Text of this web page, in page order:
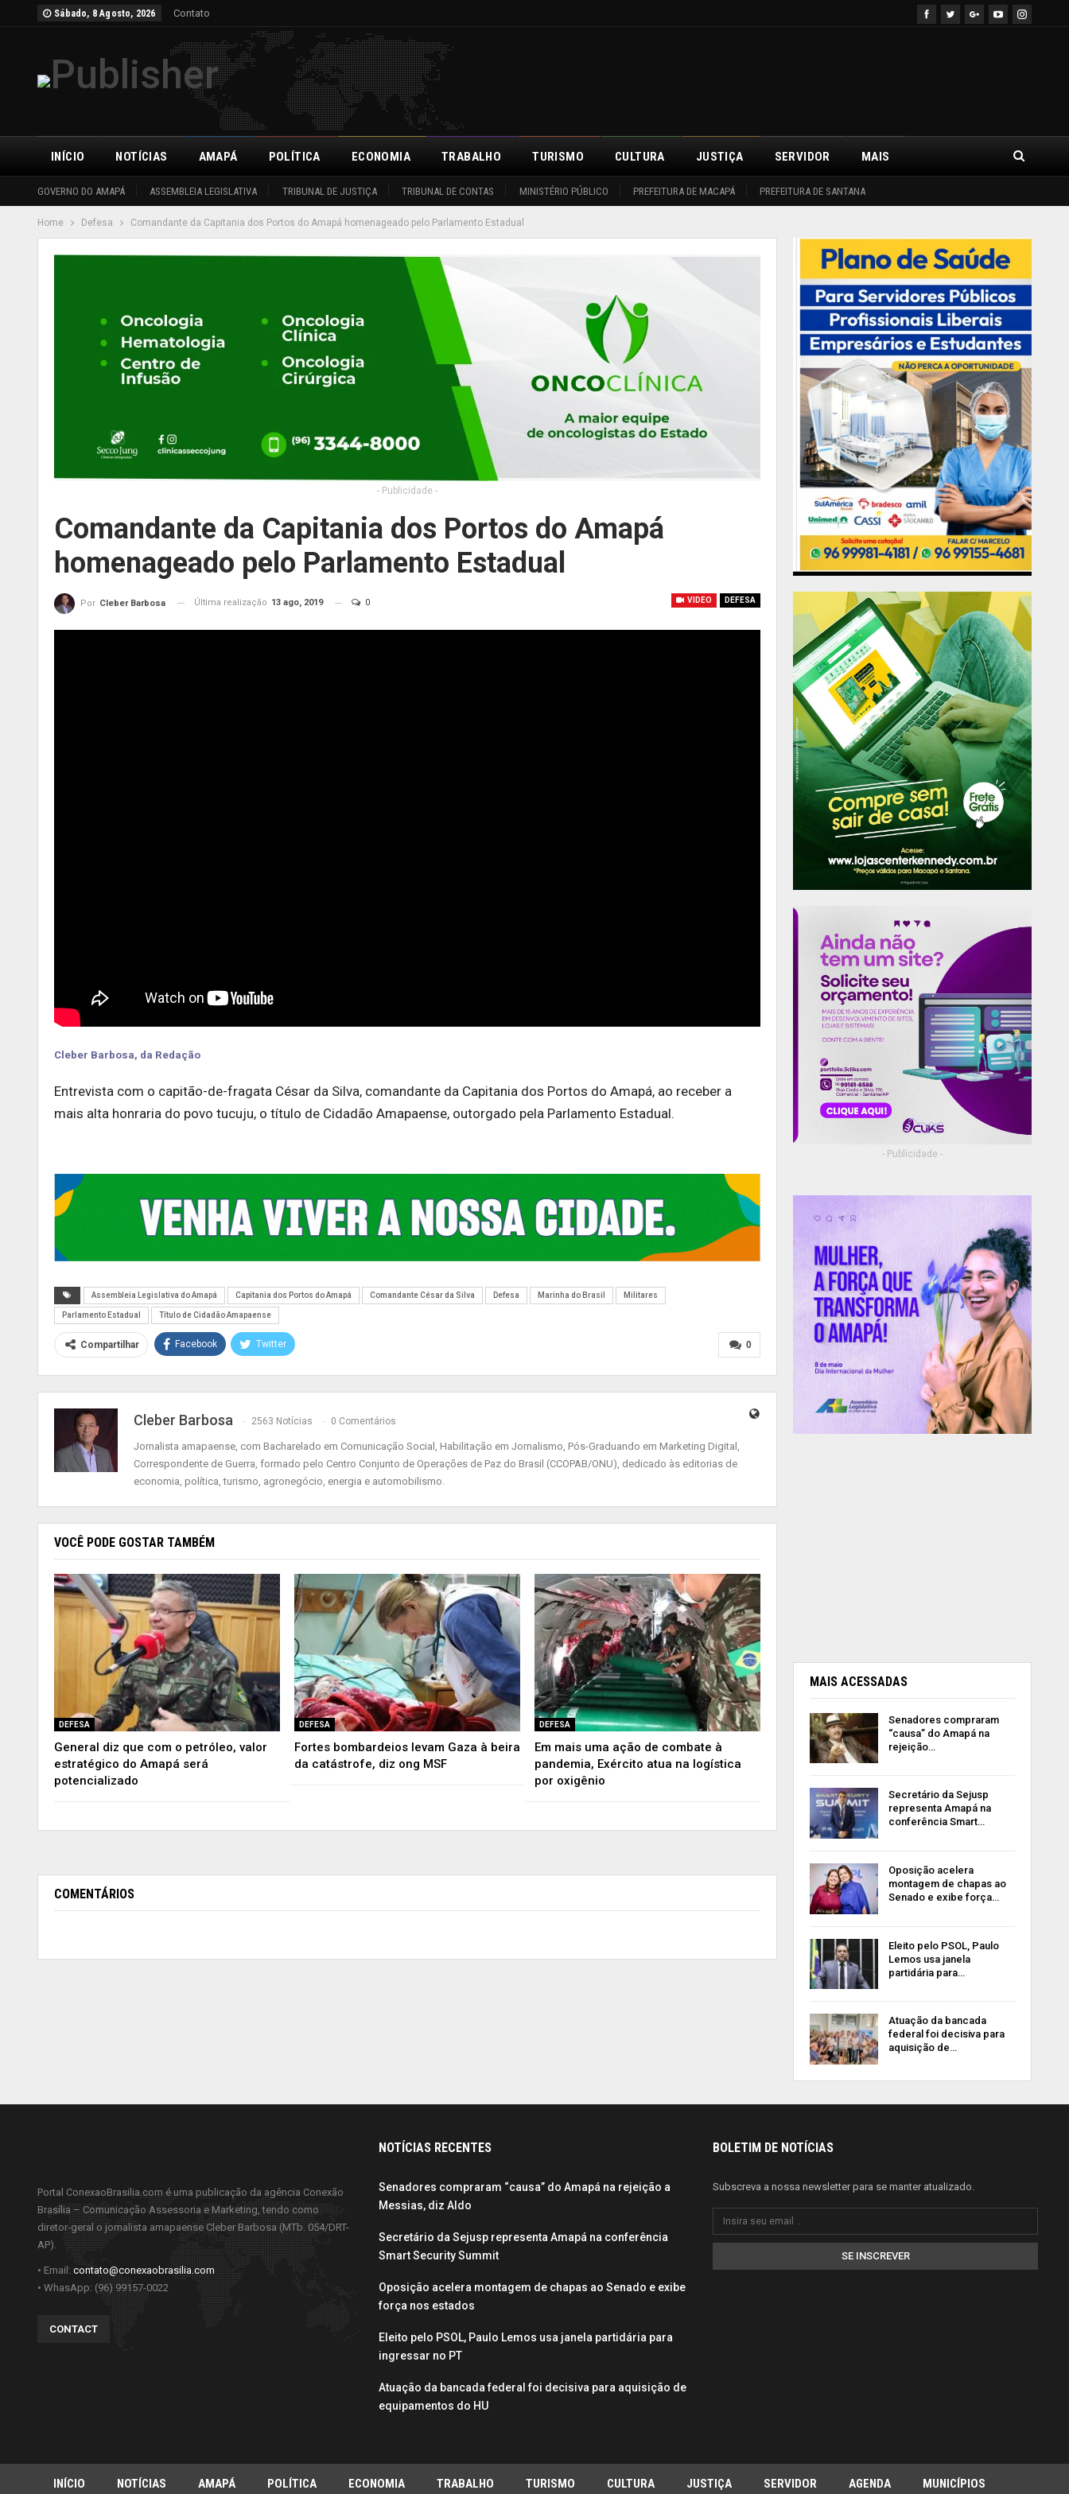
Sábado, 8 Agosto, 2026 Contato
INÍCIO
GOVERNO DO AMAPÁ ASSEMBLEIA LEGISLATIVA TRIBUNAL DE JUSTIÇA TRIBUNAL DE CONTAS MINISTÉRIO PÚBLICO PREFEITURA DE MACAPÁ PREFEITURA DE SANTANA
NOTÍCIAS AMAPÁ POLÍTICA ECONOMIA TRABALHO TURISMO CULTURA JUSTIÇA SERVIDOR MAIS
Home Defesa Comandante da Capitania dos Portos do Amapá homenageado pelo Parlamento Estadual
- Publicidade -
Comandante da Capitania dos Portos do Amapá
homenageado pelo Parlamento Estadual
VIDEO DEFESA
Por Cleber Barbosa Última realização 13 ago, 2019 0
Cleber Barbosa, da Redação
Entrevista com o capitão-de-fragata César da Silva, comandante da Capitania dos Portos do Amapá, ao receber a
mais alta honraria do povo tucuju, o título de Cidadão Amapaense, outorgado pela Parlamento Estadual.
Assembleia Legislativa do Amapá Capitania dos Portos do Amapá Comandante César da Silva Defesa Marinha do Brasil Militares
Parlamento Estadual Título de Cidadão Amapaense
0
Compartilhar Facebook Twitter
Cleber Barbosa 2563 Notícias 0 Comentários
Jornalista amapaense, com Bacharelado em Comunicação Social, Habilitação em Jornalismo, Pós-Graduando em Marketing Digital,
Correspondente de Guerra, formado pelo Centro Conjunto de Operações de Paz do Brasil (CCOPAB/ONU), dedicado às editorias de
economia, política, turismo, agronegócio, energia e automobilismo.
VOCÊ PODE GOSTAR TAMBÉM
DEFESA
General diz que com o petróleo, valor
estratégico do Amapá será
potencializado
DEFESA
Fortes bombardeios levam Gaza à beira
da catástrofe, diz ong MSF
DEFESA
Em mais uma ação de combate à
pandemia, Exército atua na logística
por oxigênio
COMENTÁRIOS
- Publicidade -
MAIS ACESSADAS
Senadores compraram
“causa” do Amapá na
rejeição…
Secretário da Sejusp
representa Amapá na
conferência Smart…
Oposição acelera
montagem de chapas ao
Senado e exibe força…
Eleito pelo PSOL, Paulo
Lemos usa janela
partidária para…
Atuação da bancada
federal foi decisiva para
aquisição de…
Portal ConexaoBrasilia.com é uma publicação da agência Conexão
Brasília – Comunicação Assessoria e Marketing, tendo como
diretor-geral o jornalista amapaense Cleber Barbosa (MTb. 054/DRT-
AP).
• Email: contato@conexaobrasilia.com
• WhasApp: (96) 99157-0022
CONTACT
NOTÍCIAS RECENTES
Senadores compraram “causa” do Amapá na rejeição a
Messias, diz Aldo
Secretário da Sejusp representa Amapá na conferência
Smart Security Summit
Oposição acelera montagem de chapas ao Senado e exibe
força nos estados
Eleito pelo PSOL, Paulo Lemos usa janela partidária para
ingressar no PT
Atuação da bancada federal foi decisiva para aquisição de
equipamentos do HU
BOLETIM DE NOTÍCIAS
Subscreva a nossa newsletter para se manter atualizado.
SE INSCREVER
INÍCIO NOTÍCIAS AMAPÁ POLÍTICA ECONOMIA TRABALHO TURISMO CULTURA JUSTIÇA SERVIDOR AGENDA MUNICÍPIOS